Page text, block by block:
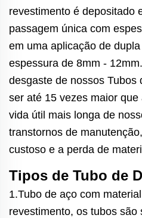
revestimento é depositado
passagem única com
em uma aplicação de
espessura de 8mm -
desgaste de nossos Tubos
ser até 15 vezes maior
vida útil mais longa de
transtornos de
custoso e a perda de
Tipos de Tubo de
1.Tubo de aço com
revestimento, os tubos são